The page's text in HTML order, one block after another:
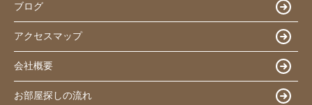
ブログ
アクセスマップ
会社概要
お部屋探しの流れ